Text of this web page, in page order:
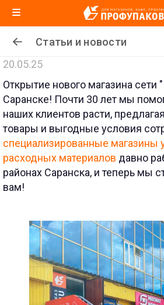
Статьи и новости
20.05.25
Открытие нового магазина сети
Саранске! Почти 30 лет мы
наших клиентов расти,
товары и выгодные условия
специализированные магазины
расходных материалов давно
районах Саранска, и теперь мы
вам!